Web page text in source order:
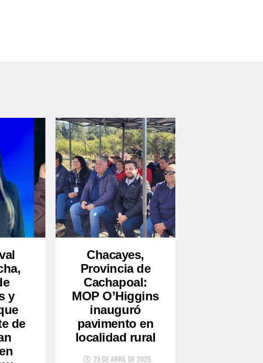
y
de
Chacayes,
Provincia de
Cachapoal:
MOP O’Higgins
inauguró
pavimento en
localidad rural
29 DE ABRIL DE 2025